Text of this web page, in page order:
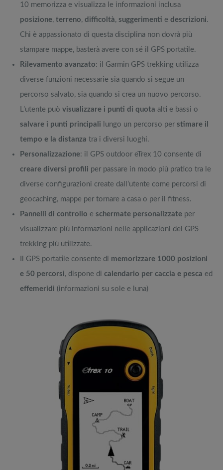
10 memorizza e visualizza le informazioni inclusa
posizione, terreno, difficoltà, suggerimenti e descrizioni.
Chi è appassionato di questa disciplina non dovrà più
stampare mappe, basterà avere con sé il GPS portatile.
Rilevamento avanzato: il Garmin GPS trekking utilizza
diverse funzioni necessarie sia quando si segue un
percorso salvato, sia quando si crea un nuovo percorso.
L’utente può visualizzare i punti di quota alti e bassi o
salvare i punti principali lungo un percorso per stimare il
tempo e la distanza tra i diversi luoghi.
Personalizzazione: il GPS outdoor eTrex 10 consente di
creare diversi profili per passare in modo più pratico tra le
diverse configurazioni create dall’utente come percorsi di
geocaching, mappe per tornare a casa o per il fitness.
Pannelli di controllo e schermate personalizzate per
visualizzare più informazioni nelle applicazioni del GPS
trekking più utilizzate.
Il GPS portatile consente di memorizzare 1000 posizioni
e 50 percorsi, dispone di calendario per caccia e pesca ed
effemeridi (informazioni su sole e luna)